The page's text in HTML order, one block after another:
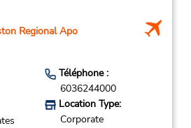
Regional Apo
Téléphone :
6036244000
Location Type:
Corporate